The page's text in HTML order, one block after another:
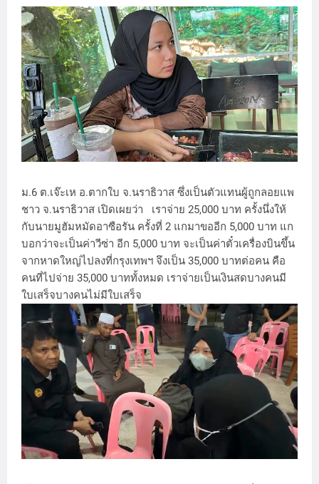
ม.6 ต.เจ๊ะเห อ.ตากใบ จ.นราธิวาส ซึ่งเป็นตัวแทนผู้ถูกลอยแพ
ชาว จ.นราธิวาส เปิดเผยว่า เราจ่าย 25,000 บาท ครั้งนึ่งให้
กับนายมูฮัมหมัดอาซือรัน ครั้งที่ 2 แกมาขออีก 5,000 บาท แก
บอกว่าจะเป็นค่าวีซ่า อีก 5,000 บาท จะเป็นค่าตั๋วเครื่องบินขึ้น
จากหาดใหญ่ไปลงที่กรุงเทพฯ จึงเป็น 35,000 บาทต่อคน คือ
คนที่ไปจ่าย 35,000 บาททั้งหมด เราจ่ายเป็นเงินสดบางคนมี
ใบเสร็จบางคนไม่มีใบเสร็จ